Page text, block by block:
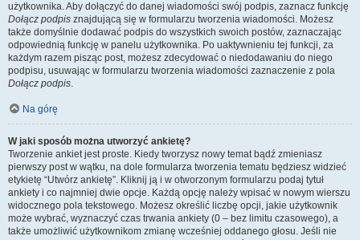
użytkownika. Aby dołączyć do danej wiadomości swój podpis, zaznacz funkcję
Dołącz podpis znajdującą się w formularzu tworzenia wiadomości. Możesz
także domyślnie dodawać podpis do wszystkich swoich postów, zaznaczając
odpowiednią funkcję w panelu użytkownika. Po uaktywnieniu tej funkcji, za
każdym razem pisząc post, możesz zdecydować o niedodawaniu do niego
podpisu, usuwając w formularzu tworzenia wiadomości zaznaczenie z pola
Dołącz podpis.
Na górę
W jaki sposób można utworzyć ankietę?
Tworzenie ankiet jest proste. Kiedy tworzysz nowy temat bądź zmieniasz
pierwszy post w wątku, na dole formularza tworzenia tematu będziesz widzieć
etykietę “Utwórz ankietę”. Kliknij ją i w otworzonym formularzu podaj tytuł
ankiety i co najmniej dwie opcje. Każdą opcję należy wpisać w nowym wierszu
widocznego pola tekstowego. Możesz określić liczbę opcji, jakie użytkownik
może wybrać, wyznaczyć czas trwania ankiety (0 – bez limitu czasowego), a
także umożliwić użytkownikom zmianę wcześniej oddanego głosu. Jeśli nie